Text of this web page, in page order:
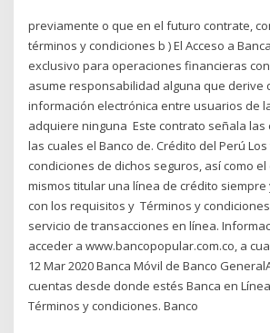
previamente o que en el futuro contrate,
términos y condiciones b ) El Acceso a
exclusivo para operaciones financieras
asume responsabilidad alguna que derive
información electrónica entre usuarios de
adquiere ninguna Este contrato señala las
las cuales el Banco de. Crédito del Perú
condiciones de dichos seguros, así como el
mismos titular una línea de crédito siempre
con los requisitos y Términos y
servicio de transacciones en línea.
acceder a www.bancopopular.com.co, a
12 Mar 2020 Banca Móvil de Banco
cuentas desde donde estés Banca en Línea.
Términos y condiciones. Banco